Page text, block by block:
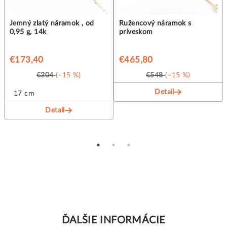
Jemný zlatý náramok , od
0,95 g, 14k
€173,40
€204 (–15 %)
17 cm
Detail
Ružencový náramok s
príveskom
€465,80
€548 (–15 %)
Detail
ĎALŠIE INFORMÁCIE